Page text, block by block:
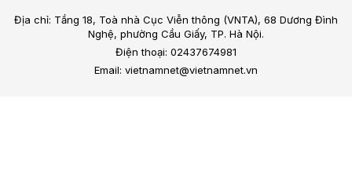
Địa chỉ: Tầng 18, Toà nhà Cục Viễn thông (VNTA), 68 Dương Đình
Nghệ, phường Cầu Giấy, TP. Hà Nội.
Điện thoại: 02437674981
Email: vietnamnet@vietnamnet.vn